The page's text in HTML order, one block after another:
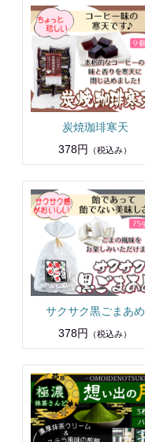
炭焼珈琲寒天
378円
（税込み）
サクサク黒ごまあめ
378円
（税込み）